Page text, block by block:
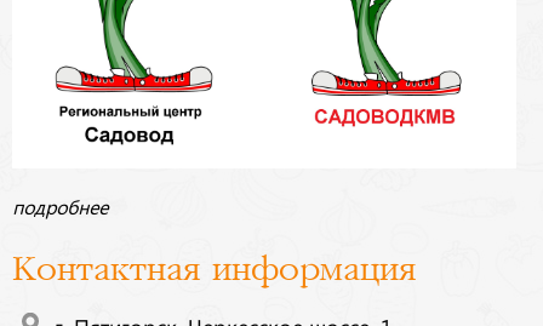
подробнее
Контактная информация